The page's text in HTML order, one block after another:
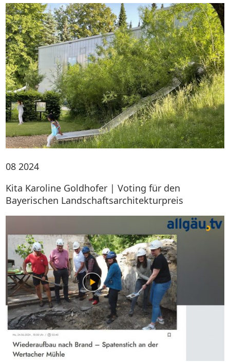
08 2024
Kita Karoline Goldhofer | Voting für den
Bayerischen Landschaftsarchitekturpreis